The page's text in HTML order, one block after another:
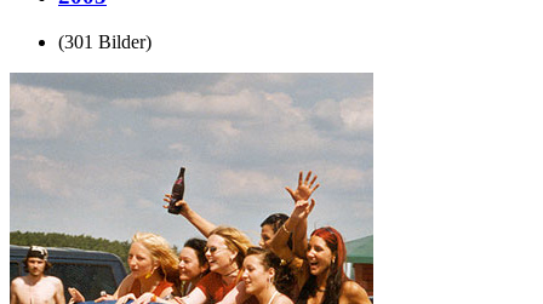
(301 Bilder)